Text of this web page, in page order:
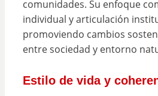
comunidades. Su enfoque
individual y articulación
promoviendo cambios
entre sociedad y entorno
Estilo de vida y